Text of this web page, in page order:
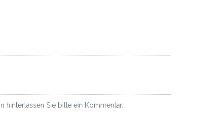
hinterlassen Sie bitte ein Kommentar.